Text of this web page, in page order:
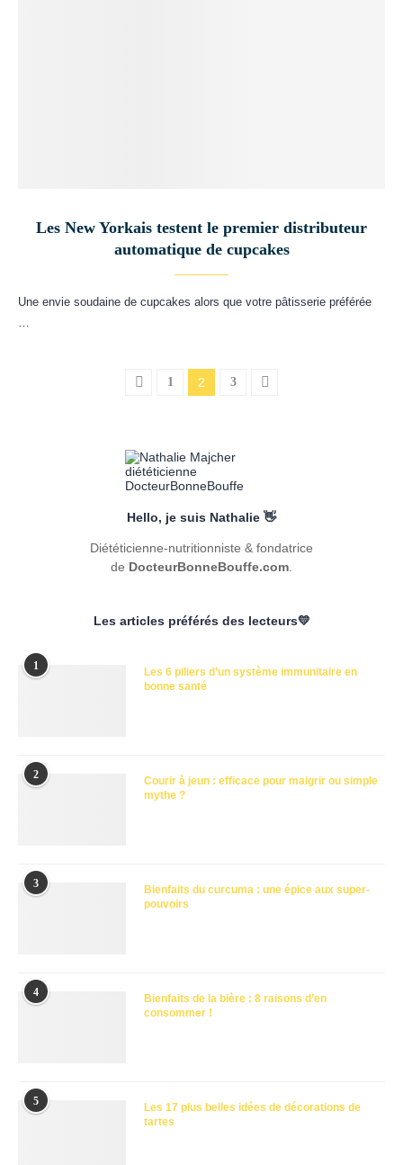
Les New Yorkais testent le premier distributeur
automatique de cupcakes
Une envie soudaine de cupcakes alors que votre pâtisserie préférée
…
1 2 3
Hello, je suis Nathalie 👋
Diététicienne-nutritionniste & fondatrice
de DocteurBonneBouffe.com
Les articles préférés des lecteurs💛
1
Les 6 piliers d’un système immunitaire en
bonne santé
2
Courir à jeun : efficace pour maigrir ou simple
mythe ?
3
Bienfaits du curcuma : une épice aux super-
pouvoirs
4
Bienfaits de la bière : 8 raisons d’en
consommer !
5
Les 17 plus belles idées de décorations de
tartes